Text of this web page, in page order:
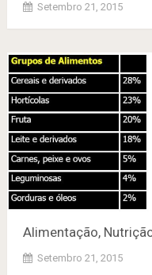
Setembro 21, 2015
Alimentação,
Setembro 21, 2015